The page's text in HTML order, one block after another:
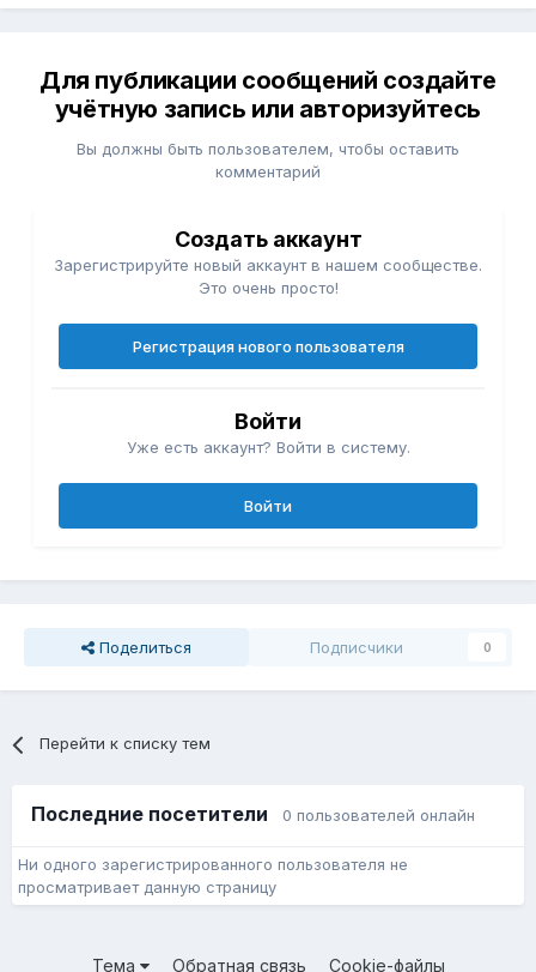
Для публикации сообщений создайте
учётную запись или авторизуйтесь
Вы должны быть пользователем, чтобы оставить
комментарий
Создать аккаунт
Зарегистрируйте новый аккаунт в нашем сообществе.
Это очень просто!
Регистрация нового пользователя
Войти
Уже есть аккаунт? Войти в систему.
Войти
Поделиться Подписчики 0
Перейти к списку тем
Последние посетители 0 пользователей онлайн
Ни одного зарегистрированного пользователя не
просматривает данную страницу
Тема Обратная связь Cookie-файлы